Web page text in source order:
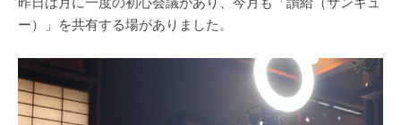
ー）」を共有する場がありました。